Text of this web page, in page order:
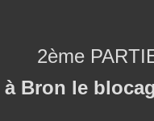
2ème
à Bron le